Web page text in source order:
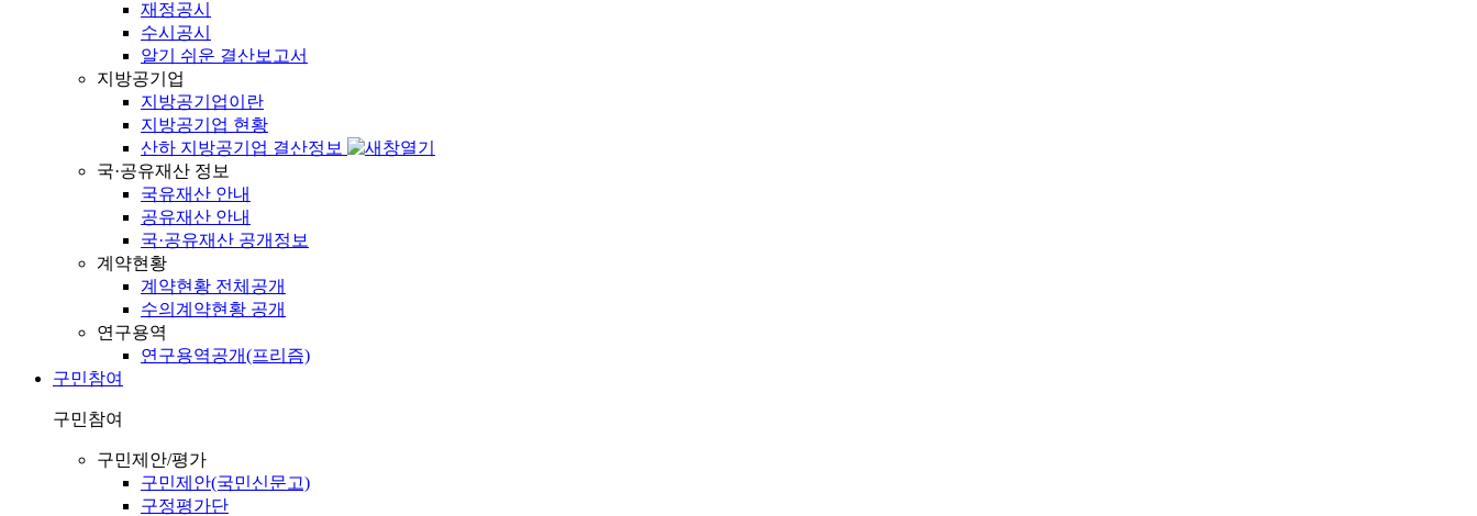
재정공시
수시공시
알기 쉬운 결산보고서
지방공기업
지방공기업이란
지방공기업 현황
산하 지방공기업 결산정보
국·공유재산 정보
국유재산 안내
공유재산 안내
국·공유재산 공개정보
계약현황
계약현황 전체공개
수의계약현황 공개
연구용역
연구용역공개(프리즘)
구민참여
구민참여
구민제안/평가
구민제안(국민신문고)
구정평가단